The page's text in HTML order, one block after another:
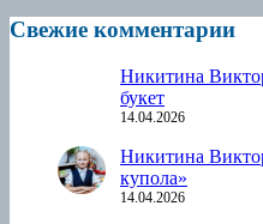
Свежие комментарии
Никитина
букет
14.04.2026
Никитина
купола»
14.04.2026